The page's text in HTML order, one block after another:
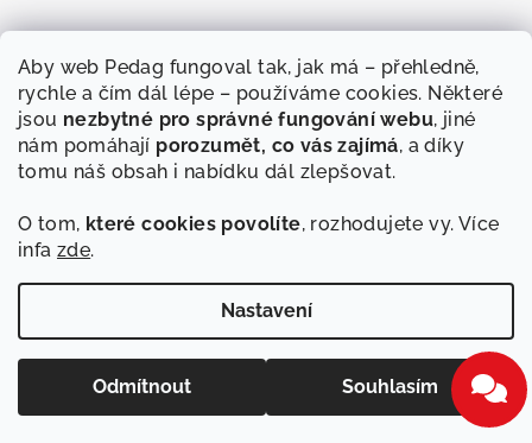
Aby web Pedag fungoval tak, jak má – přehledně,
rychle a čím dál lépe – používáme cookies. Některé
jsou nezbytné pro správné fungování webu, jiné
nám pomáhají porozumět, co vás zajímá, a díky
tomu náš obsah i nabídku dál zlepšovat.
O tom, které cookies povolíte, rozhodujete vy. Více
infa zde.
Nastavení
Odmítnout Souhlasím
Sledovat na Instagramu
Upravit
nastavení cookies
Vytvořil Shoptet